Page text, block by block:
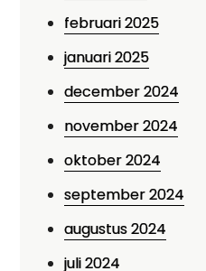
februari 2025
januari 2025
december 2024
november 2024
oktober 2024
september 2024
augustus 2024
juli 2024